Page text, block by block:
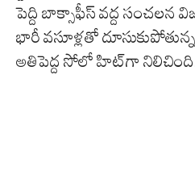
పెద్ది బాక్సాఫీస్ వద్ద సంచలన
భారీ వసూళ్లతో
అతిపెద్ద సోలో హిట్‌గా